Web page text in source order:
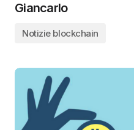
Giancarlo
Notizie blockchain